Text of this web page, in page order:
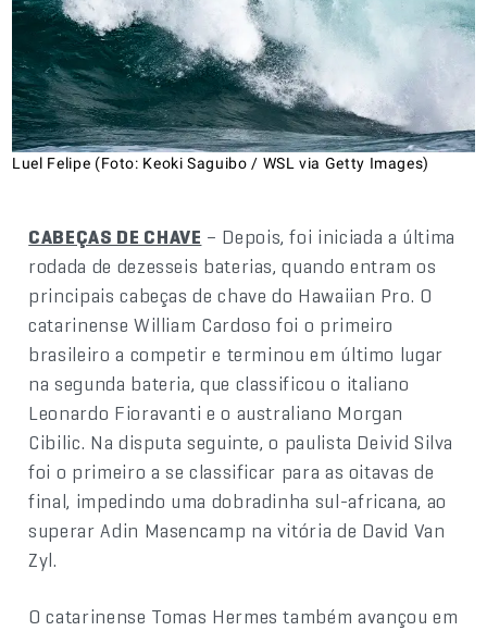
Luel Felipe (Foto: Keoki Saguibo / WSL via Getty Images)
CABEÇAS DE CHAVE – Depois, foi iniciada a última
rodada de dezesseis baterias, quando entram os
principais cabeças de chave do Hawaiian Pro. O
catarinense William Cardoso foi o primeiro
brasileiro a competir e terminou em último lugar
na segunda bateria, que classificou o italiano
Leonardo Fioravanti e o australiano Morgan
Cibilic. Na disputa seguinte, o paulista Deivid Silva
foi o primeiro a se classificar para as oitavas de
final, impedindo uma dobradinha sul-africana, ao
superar Adin Masencamp na vitória de David Van
Zyl.
O catarinense Tomas Hermes também avançou em